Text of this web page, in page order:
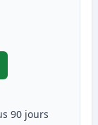
Brother LC900M
90 jours